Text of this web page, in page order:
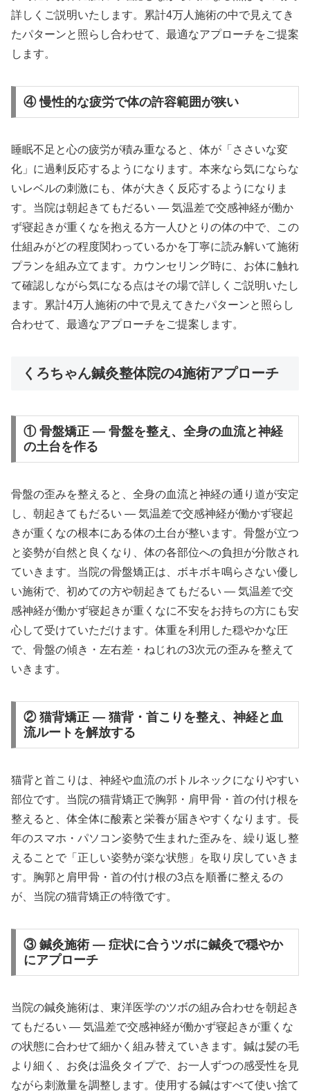
詳しくご説明いたします。累計4万人施術の中で見えてき
たパターンと照らし合わせて、最適なアプローチをご提案
します。
④ 慢性的な疲労で体の許容範囲が狭い
睡眠不足と心の疲労が積み重なると、体が「ささいな変
化」に過剰反応するようになります。本来なら気にならな
いレベルの刺激にも、体が大きく反応するようになりま
す。当院は朝起きてもだるい ― 気温差で交感神経が働か
ず寝起きが重くなを抱える方一人ひとりの体の中で、この
仕組みがどの程度関わっているかを丁寧に読み解いて施術
プランを組み立てます。カウンセリング時に、お体に触れ
て確認しながら気になる点はその場で詳しくご説明いたし
ます。累計4万人施術の中で見えてきたパターンと照らし
合わせて、最適なアプローチをご提案します。
くろちゃん鍼灸整体院の4施術アプローチ
① 骨盤矯正 — 骨盤を整え、全身の血流と神経
の土台を作る
骨盤の歪みを整えると、全身の血流と神経の通り道が安定
し、朝起きてもだるい ― 気温差で交感神経が働かず寝起
きが重くなの根本にある体の土台が整います。骨盤が立つ
と姿勢が自然と良くなり、体の各部位への負担が分散され
ていきます。当院の骨盤矯正は、ボキボキ鳴らさない優し
い施術で、初めての方や朝起きてもだるい ― 気温差で交
感神経が働かず寝起きが重くなに不安をお持ちの方にも安
心して受けていただけます。体重を利用した穏やかな圧
で、骨盤の傾き・左右差・ねじれの3次元の歪みを整えて
いきます。
② 猫背矯正 — 猫背・首こりを整え、神経と血
流ルートを解放する
猫背と首こりは、神経や血流のボトルネックになりやすい
部位です。当院の猫背矯正で胸郭・肩甲骨・首の付け根を
整えると、体全体に酸素と栄養が届きやすくなります。長
年のスマホ・パソコン姿勢で生まれた歪みを、繰り返し整
えることで「正しい姿勢が楽な状態」を取り戻していきま
す。胸郭と肩甲骨・首の付け根の3点を順番に整えるの
が、当院の猫背矯正の特徴です。
③ 鍼灸施術 — 症状に合うツボに鍼灸で穏やか
にアプローチ
当院の鍼灸施術は、東洋医学のツボの組み合わせを朝起き
てもだるい ― 気温差で交感神経が働かず寝起きが重くな
の状態に合わせて細かく組み替えていきます。鍼は髪の毛
より細く、お灸は温灸タイプで、お一人ずつの感受性を見
ながら刺激量を調整します。使用する鍼はすべて使い捨て